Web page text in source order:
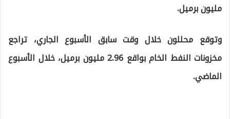
مليون برميل.
وتوقع محللون خلال وقت سابق الأسبوع الجاري، تراجع
مخزونات النفط الخام بواقع 2.96 مليون برميل، خلال الأسبوع
الماضي.